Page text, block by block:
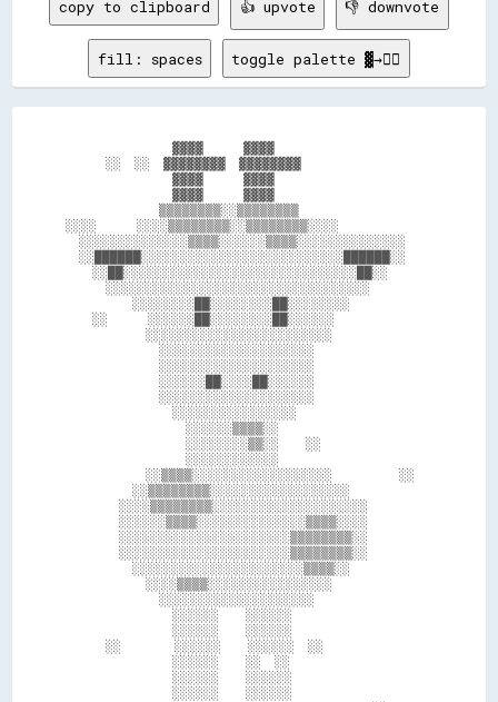
copy to clipboard 👍 upvote 👎 downvote
fill: spaces toggle palette ▓→✊🏽
                ▓▓▓▓      ▓▓▓▓
      ░░  ░░  ▓▓▓▓▓▓▓▓  ▓▓▓▓▓▓▓▓
                ▓▓▓▓      ▓▓▓▓
                ▓▓▓▓      ▓▓▓▓
              ▒▒▒▒▒▒▒▒░░▒▒▒▒▒▒▒▒
░░░░      ░░░░▒▒▒▒▒▒▒▒░░▒▒▒▒▒▒▒▒░░░░
  ░░░░░░░░░░░░░░▒▒▒▒░░░░░░▒▒▒▒░░░░░░░░░░░░░░
  ░░██████░░░░░░░░░░░░░░░░░░░░░░░░░░██████░░
    ░░██░░░░░░░░░░░░░░░░░░░░░░░░░░░░░░██░░
      ░░░░░░░░░░░░░░░░░░░░░░░░░░░░░░░░░░
          ░░░░░░░░██░░░░░░░░██░░░░░░░░
    ░░      ░░░░░░██░░░░░░░░██░░░░░░
            ░░░░░░░░░░░░░░░░░░░░░░░░
              ░░░░░░░░░░░░░░░░░░░░
              ░░░░░░░░░░░░░░░░░░░░
              ░░░░░░██░░░░██░░░░░░
              ░░░░░░░░░░░░░░░░░░░░
                ░░░░░░░░░░░░░░░░
                  ░░░░░░▒▒▒▒░░
                  ░░░░░░░░▒▒░░    ░░
                  ░░░░░░░░░░░░
            ░░▒▒▒▒░░░░░░░░░░░░░░░░░░          ░░
          ░░▒▒▒▒▒▒▒▒░░░░░░░░░░░░░░░░░░
        ░░░░▒▒▒▒▒▒▒▒░░░░░░░░░░░░░░░░░░░░
        ░░░░░░▒▒▒▒░░░░░░░░░░░░░░▒▒▒▒░░░░
        ░░░░░░░░░░░░░░░░░░░░░░▒▒▒▒▒▒▒▒░░
        ░░░░░░░░░░░░░░░░░░░░░░▒▒▒▒▒▒▒▒░░
          ░░░░░░░░░░░░░░░░░░░░░░▒▒▒▒░░
            ░░░░▒▒▒▒░░░░░░░░░░░░░░░░
              ░░░░░░░░░░░░░░░░░░░░
                ░░░░░░    ░░░░░░
                ░░░░░░    ░░░░░░
      ░░        ░░░░░░    ░░░░░░  ░░
                ░░░░░░    ░░  ░░
                ░░░░░░    ░░░░░░
                ░░░░░░    ░░░░░░